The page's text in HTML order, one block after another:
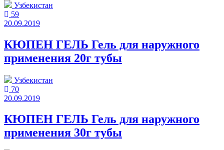
Узбекистан
59
20.09.2019
КЮПЕН ГЕЛЬ Гель для наружного
применения 20г тубы
Узбекистан
70
20.09.2019
КЮПЕН ГЕЛЬ Гель для наружного
применения 30г тубы